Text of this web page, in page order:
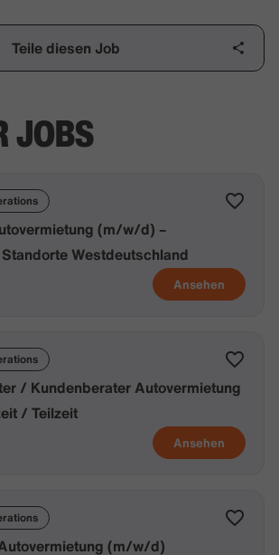
Teile diesen Job
JOBS
Ansehen
(m/w/d) –
Westdeutschland
Ansehen
/ Kundenberater Autovermietung
/ Teilzeit
(m/w/d)